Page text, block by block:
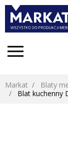
Markat Blaty
Blat kuchenny